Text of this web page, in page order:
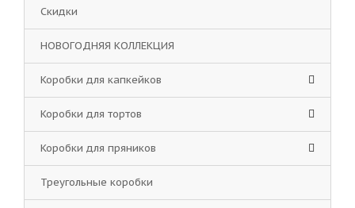
Скидки
НОВОГОДНЯЯ КОЛЛЕКЦИЯ
Коробки для капкейков
Коробки для тортов
Коробки для пряников
Треугольные коробки